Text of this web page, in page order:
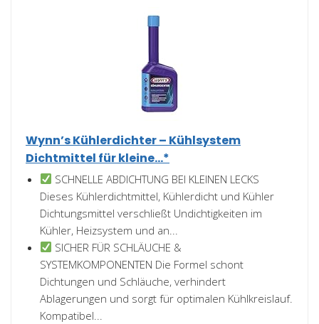
Wynn’s Kühlerdichter – Kühlsystem
Dichtmittel für kleine...*
SCHNELLE ABDICHTUNG BEI KLEINEN LECKS
Dieses Kühlerdichtmittel, Kühlerdicht und Kühler
Dichtungsmittel verschließt Undichtigkeiten im
Kühler, Heizsystem und an...
SICHER FÜR SCHLÄUCHE &
SYSTEMKOMPONENTEN Die Formel schont
Dichtungen und Schläuche, verhindert
Ablagerungen und sorgt für optimalen Kühlkreislauf.
Kompatibel...